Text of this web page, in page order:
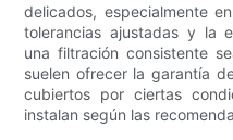
delicados, especialmente
tolerancias ajustadas y la
una filtración consistente
suelen ofrecer la garantía
cubiertos por ciertas
instalan según las